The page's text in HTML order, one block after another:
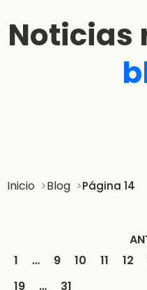
Noticias
Inicio Blog Página 14
1
… 9 10 11 12
19
…
31